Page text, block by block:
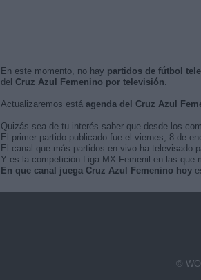
En este momento, no hay partidos de fútbol
del Cruz Azul Femenino por televisión.
Actualizaremos está agenda del Cruz Azul
Quizás sea de tu interés saber que desde los
El primer partido publicado fue el viernes, 8 de
El canal que más partidos en vivo ha televisado
Y es la competición Liga MX Femenil en las
En que canal juega Cruz Azul Femenino hoy
©